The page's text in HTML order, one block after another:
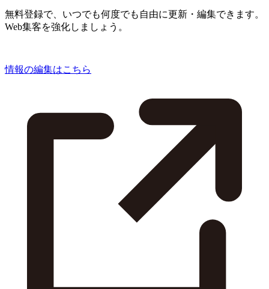
無料登録で、いつでも何度でも自由に更新・編集できます。
Web集客を強化しましょう。
情報の編集はこちら